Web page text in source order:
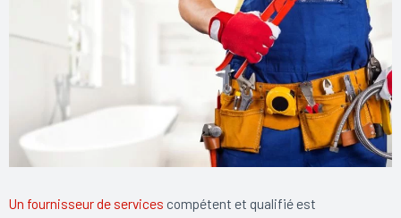
Un fournisseur de services compétent et qualifié est